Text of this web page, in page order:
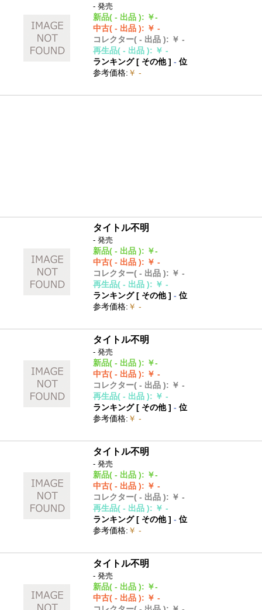
- 発売
新品( - 出品 ): ￥-
中古( - 出品 ): ￥ -
コレクター( - 出品 ): ￥ -
再生品( - 出品 ): ￥ -
ランキング [ その他]- 位
参考価格: ￥ -
タイトル不明
- 発売
新品( - 出品 ): ￥-
中古( - 出品 ): ￥ -
コレクター( - 出品 ): ￥ -
再生品( - 出品 ): ￥ -
ランキング [ その他]- 位
参考価格: ￥ -
タイトル不明
- 発売
新品( - 出品 ): ￥-
中古( - 出品 ): ￥ -
コレクター( - 出品 ): ￥ -
再生品( - 出品 ): ￥ -
ランキング [ その他]- 位
参考価格: ￥ -
タイトル不明
- 発売
新品( - 出品 ): ￥-
中古( - 出品 ): ￥ -
コレクター( - 出品 ): ￥ -
再生品( - 出品 ): ￥ -
ランキング [ その他]- 位
参考価格: ￥ -
タイトル不明
- 発売
新品( - 出品 ): ￥-
中古( - 出品 ): ￥ -